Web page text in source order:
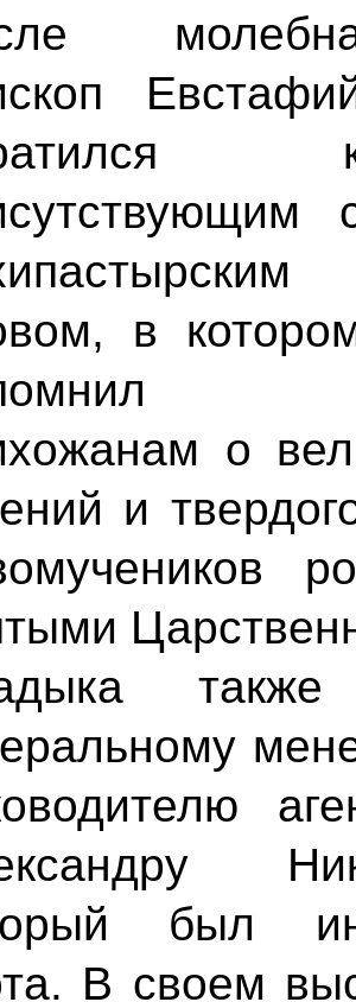
в
о
и
также
был
В своем